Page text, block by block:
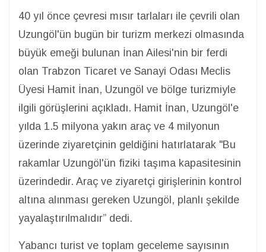
40 yıl önce çevresi mısır tarlaları ile çevrili olan
Uzungöl'ün bugün bir turizm merkezi olmasında
büyük emeği bulunan İnan Ailesi'nin bir ferdi
olan Trabzon Ticaret ve Sanayi Odası Meclis
Üyesi Hamit İnan, Uzungöl ve bölge turizmiyle
ilgili görüşlerini açıkladı. Hamit İnan, Uzungöl'e
yılda 1.5 milyona yakın araç ve 4 milyonun
üzerinde ziyaretçinin geldiğini hatırlatarak "Bu
rakamlar Uzungöl'ün fiziki taşıma kapasitesinin
üzerindedir. Araç ve ziyaretçi girişlerinin kontrol
altına alınması gereken Uzungöl, planlı şekilde
yayalaştırılmalıdır” dedi.
Yabancı turist ve toplam geceleme sayısının